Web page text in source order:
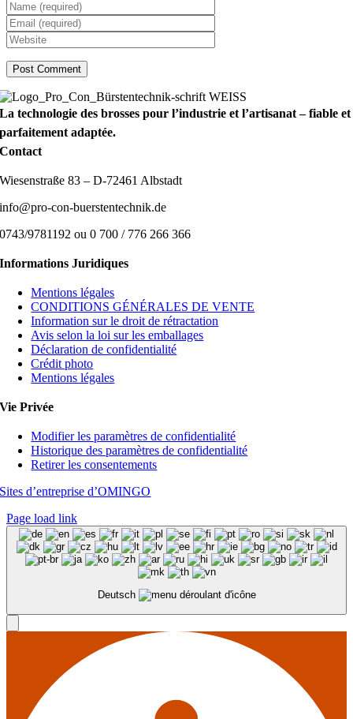
La technologie des brosses pour l’industrie et l’artisanat – fiable et
parfaitement adaptée.
Contact
Wiesenstraße 83 – D-72461 Albstadt
info@pro-con-buerstentechnik.de
0743/9781192 ou 0 700 / 776 266 366
Informations Juridiques
Mentions légales
CONDITIONS GÉNÉRALES DE VENTE
Information sur le droit de rétractation
Avis selon la loi sur les emballages
Déclaration de confidentialité
Crédit photo
Mentions légales
Vie Privée
Modifier les paramètres de confidentialité
Historique des paramètres de confidentialité
Retirer les consentements
Sites d’entreprise d’OMINGO
Page load link
Deutsch